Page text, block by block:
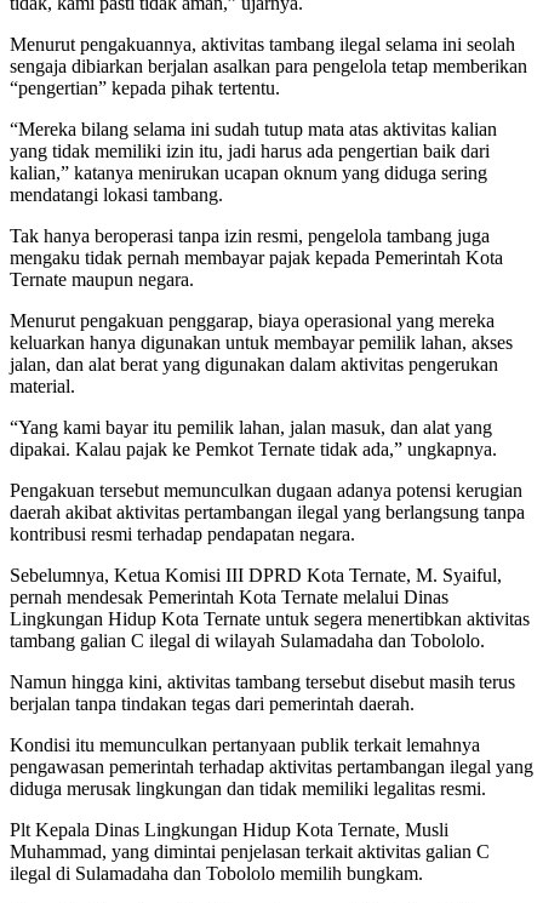
Menurut pengakuannya, aktivitas tambang ilegal selama ini seolah
sengaja dibiarkan berjalan asalkan para pengelola tetap memberikan
“pengertian” kepada pihak tertentu.
“Mereka bilang selama ini sudah tutup mata atas aktivitas kalian
yang tidak memiliki izin itu, jadi harus ada pengertian baik dari
kalian,” katanya menirukan ucapan oknum yang diduga sering
mendatangi lokasi tambang.
Tak hanya beroperasi tanpa izin resmi, pengelola tambang juga
mengaku tidak pernah membayar pajak kepada Pemerintah Kota
Ternate maupun negara.
Menurut pengakuan penggarap, biaya operasional yang mereka
keluarkan hanya digunakan untuk membayar pemilik lahan, akses
jalan, dan alat berat yang digunakan dalam aktivitas pengerukan
material.
“Yang kami bayar itu pemilik lahan, jalan masuk, dan alat yang
dipakai. Kalau pajak ke Pemkot Ternate tidak ada,” ungkapnya.
Pengakuan tersebut memunculkan dugaan adanya potensi kerugian
daerah akibat aktivitas pertambangan ilegal yang berlangsung tanpa
kontribusi resmi terhadap pendapatan negara.
Sebelumnya, Ketua Komisi III DPRD Kota Ternate, M. Syaiful,
pernah mendesak Pemerintah Kota Ternate melalui Dinas
Lingkungan Hidup Kota Ternate untuk segera menertibkan aktivitas
tambang galian C ilegal di wilayah Sulamadaha dan Tobololo.
Namun hingga kini, aktivitas tambang tersebut disebut masih terus
berjalan tanpa tindakan tegas dari pemerintah daerah.
Kondisi itu memunculkan pertanyaan publik terkait lemahnya
pengawasan pemerintah terhadap aktivitas pertambangan ilegal yang
diduga merusak lingkungan dan tidak memiliki legalitas resmi.
Plt Kepala Dinas Lingkungan Hidup Kota Ternate, Musli
Muhammad, yang dimintai penjelasan terkait aktivitas galian C
ilegal di Sulamadaha dan Tobololo memilih bungkam.